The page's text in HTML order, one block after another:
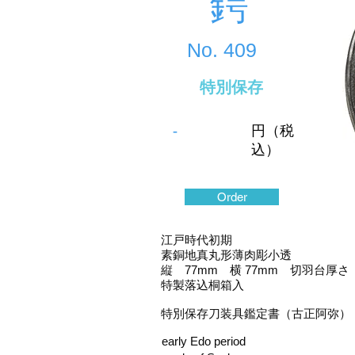
No. 409
特別保存
-
円（税
込）
Order
江戸時代初期
素銅地真丸形薄肉彫小透
縦 77mm 横 77mm 切羽台厚
特製落込桐箱入
特別保存刀装具鑑定書（古正阿弥）
early Edo period